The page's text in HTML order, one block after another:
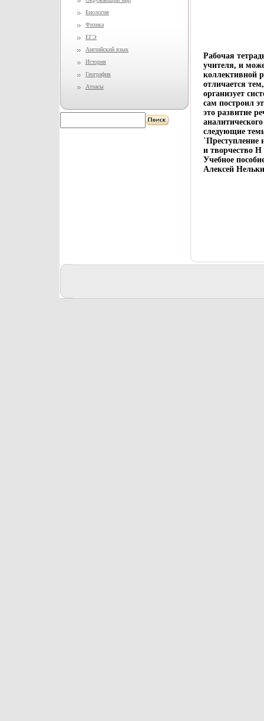
Биология
Физика
ЕГЭ
Английский язык
История
География
Атласы
Рабочая
учителя, и
коллективной
отличается
организует
сам построил
это развитие
следующие
`Преступление
и творчество
Учебное
Алексей